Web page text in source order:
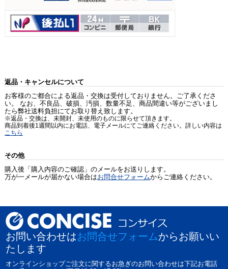
返品・キャンセルについて
お客様のご都合による返品・交換は受付しておりません。ご了承くださ
い。 なお、不良品、破損、汚損、数量不足、商品間違い等がございまし
たら弊社送料負担にてお取り替え致します。
※返品・交換は、未開封、未使用のものに限らせて頂きます。
商品到着後1週間以内にお電話、電子メールにてご連絡ください。詳しい内容は
こちら
その他
購入後「購入内容のご確認」のメールをお送りします。
万が一メールが届かない場合はお問合せフォームからご連絡ください。
お問い合わせはお問合せフォームからお願いい
たします
オンラインショップご注文に関するお急ぎのお問い合わせは下記お電話